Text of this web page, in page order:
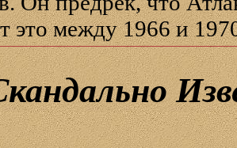
это между 1966 и